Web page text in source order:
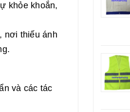
khỏe khoắn,
nơi thiếu ánh
và các tác